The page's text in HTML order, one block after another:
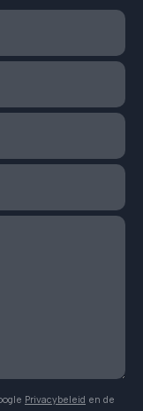
Privacybeleid en de